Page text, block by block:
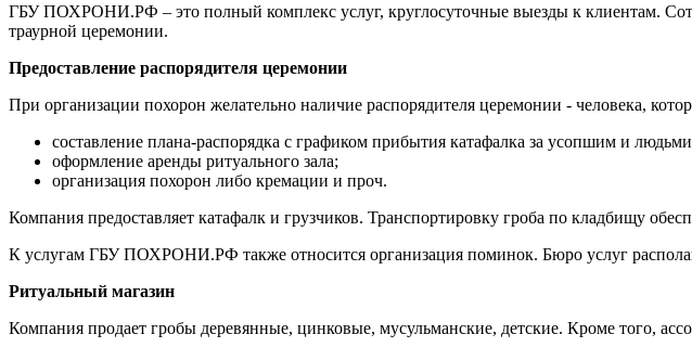
ГБУ ПОХРОНИ.РФ – это полный комплекс услуг, круглосуточные выезды к клиентам.
траурной церемонии.
Предоставление распорядителя церемонии
При организации похорон желательно наличие распорядителя церемонии - человека,
составление плана-распорядка с графиком прибытия катафалка за усопшим и
оформление аренды ритуального зала;
организация похорон либо кремации и проч.
Компания предоставляет катафалк и грузчиков. Транспортировку гроба по кладбищу
К услугам ГБУ ПОХРОНИ.РФ также относится организация поминок. Бюро услуг
Ритуальный магазин
Компания продает гробы деревянные, цинковые, мусульманские, детские. Кроме того,